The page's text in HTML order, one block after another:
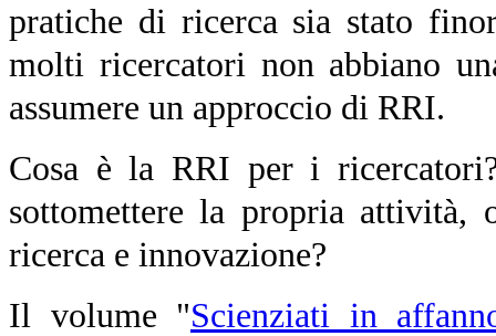
pratiche di ricerca sia stato
molti ricercatori non abbiano
assumere un approccio di RRI.
Cosa è la RRI per i
sottomettere la propria
ricerca e innovazione?
Il volume "Scienziati in